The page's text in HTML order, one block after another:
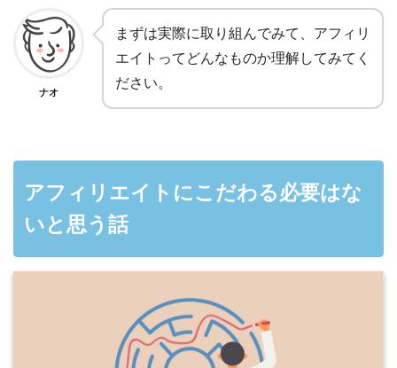
ナオ
まずは実際に取り組んでみて、アフィリ
エイトってどんなものか理解してみてく
ださい。
アフィリエイトにこだわる必要はな
いと思う話